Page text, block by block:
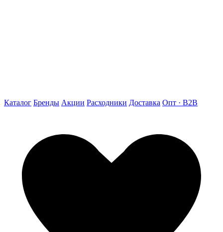
Каталог Бренды Акции Расходники Доставка Опт · B2B